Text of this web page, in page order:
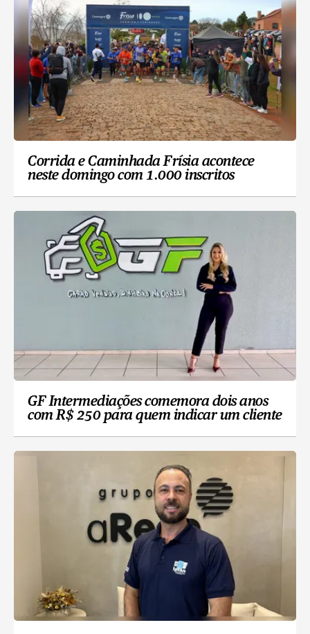
Corrida e Caminhada Frísia acontece
neste domingo com 1.000 inscritos
GF Intermediações comemora dois anos
com R$ 250 para quem indicar um cliente